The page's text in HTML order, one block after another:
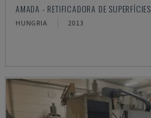
AMADA - RETIFICADORA DE SUPERFÍCIES
HUNGRIA 2013